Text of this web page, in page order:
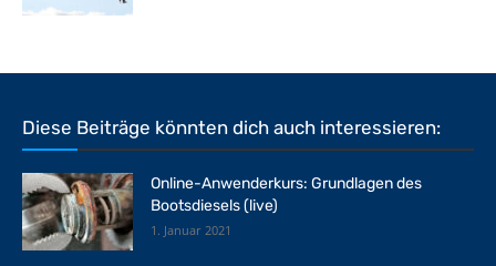
Diese Beiträge könnten dich auch interessieren:
Online-Anwenderkurs: Grundlagen des
Bootsdiesels (live)
1. Januar 2021